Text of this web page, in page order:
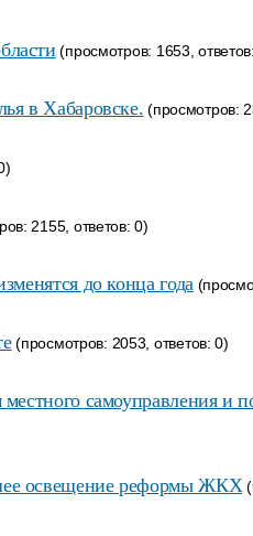
(просмотров: 1653,
в Хабаровске. (просмотров:
2155, ответов: 0)
до конца года
(просмотров: 2053, ответов: 0)
самоуправления и
освещение реформы ЖКХ